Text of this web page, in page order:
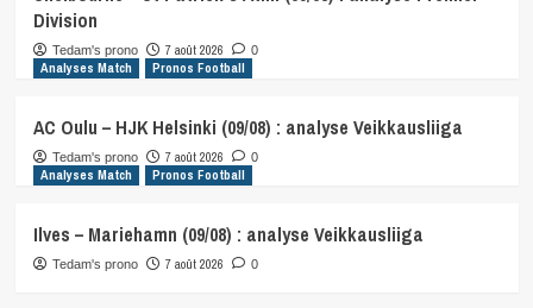
Division
Tedam's prono 7 août 2026 0
Analyses Match Pronos Football
AC Oulu – HJK Helsinki (09/08) : analyse Veikkausliiga
Tedam's prono 7 août 2026 0
Analyses Match Pronos Football
Ilves – Mariehamn (09/08) : analyse Veikkausliiga
Tedam's prono 7 août 2026 0